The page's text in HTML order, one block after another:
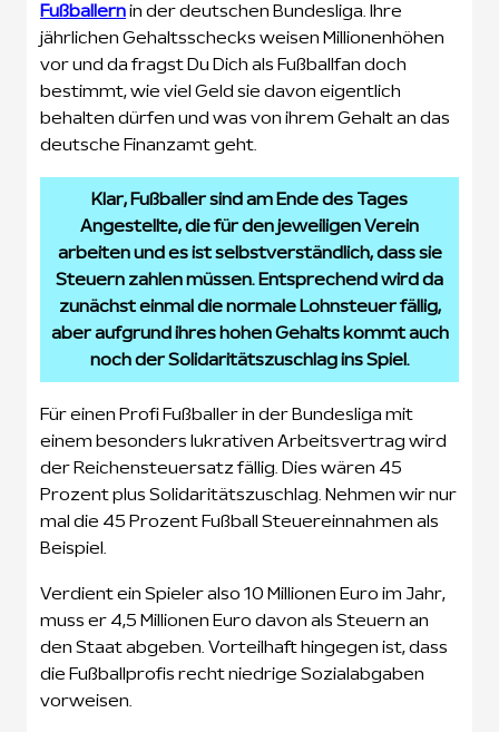
Fußballernin der deutschen Bundesliga. Ihre
jährlichen Gehaltsschecks weisen Millionenhöhen
vor und da fragst Du Dich als Fußballfan doch
bestimmt, wie viel Geld sie davon eigentlich
behalten dürfen und was von ihrem Gehalt an das
deutsche Finanzamt geht.
Klar, Fußballer sind am Ende des Tages
Angestellte, die für den jeweiligen Verein
arbeiten und es ist selbstverständlich, dass sie
Steuern zahlen müssen. Entsprechend wird da
zunächst einmal die normale Lohnsteuer fällig,
aber aufgrund ihres hohen Gehalts kommt auch
noch der Solidaritätszuschlag ins Spiel.
Für einen Profi Fußballer in der Bundesliga mit
einem besonders lukrativen Arbeitsvertrag wird
der Reichensteuersatz fällig. Dies wären 45
Prozent plus Solidaritätszuschlag. Nehmen wir nur
mal die 45 Prozent Fußball Steuereinnahmen als
Beispiel.
Verdient ein Spieler also 10 Millionen Euro im Jahr,
muss er 4,5 Millionen Euro davon als Steuern an
den Staat abgeben. Vorteilhaft hingegen ist, dass
die Fußballprofis recht niedrige Sozialabgaben
vorweisen.